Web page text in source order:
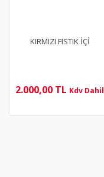
KIRMIZI FISTIK İÇİ
2.000,00 TL Kdv Dahil